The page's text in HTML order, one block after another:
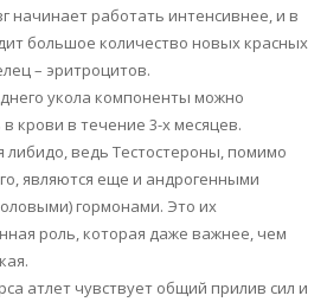
начинает работать интенсивнее, и в
большое количество новых красных
– эритроцитов.
укола компоненты можно
крови в течение 3-х месяцев.
ведь Тестостероны, помимо
являются еще и андрогенными
гормонами. Это их
роль, которая даже важнее, чем
атлет чувствует общий прилив сил и